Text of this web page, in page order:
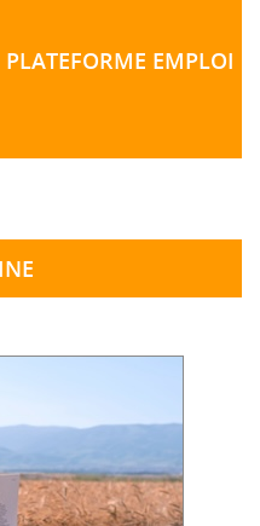
PLATEFORME EMPLOI